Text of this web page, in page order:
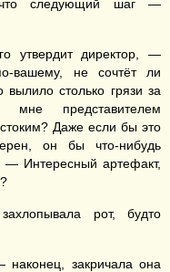
следующий шаг —
утвердит директор, —
вашему, не сочтёт ли
столько грязи за
мне представителем
Даже если бы это
он бы что-нибудь
Интересный артефакт,
рот, будто
закричала она